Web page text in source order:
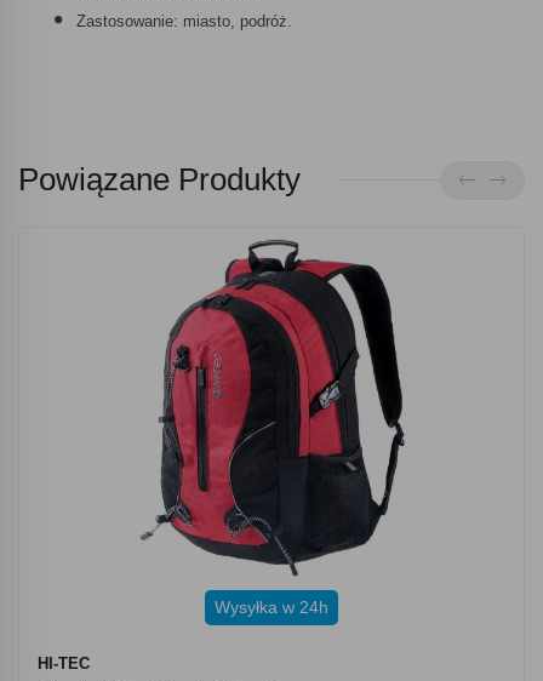
Zastosowanie: miasto, podróż.
Powiązane Produkty
Wysyłka w 24h
HI-TEC